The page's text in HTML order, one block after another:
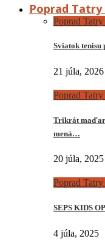
Poprad Tatry
Poprad Tatry
Sviatok
21 júla, 2026
Poprad Tatry
Trikrát
mená…
20 júla, 2025
Poprad
SEPS KIDS
4 júla, 2025